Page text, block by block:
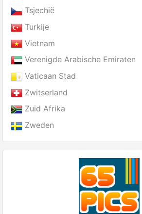
Tsjechië
Turkije
Vietnam
Verenigde Arabische Emiraten
Vaticaan Stad
Zwitserland
Zuid Afrika
Zweden